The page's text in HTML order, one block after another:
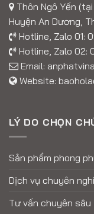
Thôn Ngô Yến
Huyện An Dương,
Hotline, Zalo 01:
Hotline, Zalo 02:
Email:
Website:
LÝ DO CHỌN
Sản phẩm phong
Dịch vụ chuyên
Tư vấn chuyên sâu